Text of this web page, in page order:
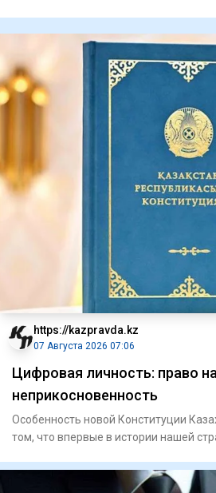
https://kazpravda.kz
07 Августа 2026 07:06
Цифровая личность: право на
неприкосновенность
Особенность новой Конституции
том, что впервые в истории нашей